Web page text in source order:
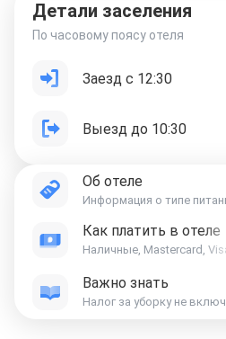
Детали заселения
По часовому поясу отеля
Заезд с 12:30
Выезд до 10:30
Об отеле
Информация о типе
Как платить в отеле
Наличные, Mastercard,
Важно знать